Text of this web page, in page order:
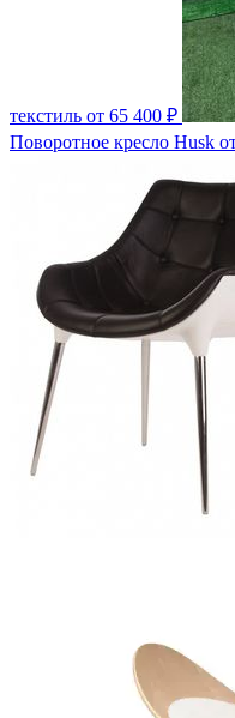
текстиль от 65 400 ₽
Поворотное кресло Husk